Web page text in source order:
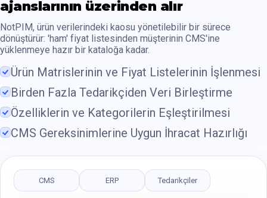
ajanslarının üzerinden alır
NotPIM, ürün verilerindeki kaosu yönetilebilir bir sürece
dönüştürür: 'ham' fiyat listesinden müşterinin CMS'ine
yüklenmeye hazır bir kataloğa kadar.
Ürün Matrislerinin ve Fiyat Listelerinin İşlenmesi
Birden Fazla Tedarikçiden Veri Birleştirme
Özelliklerin ve Kategorilerin Eşleştirilmesi
CMS Gereksinimlerine Uygun İhracat Hazırlığı
CMS ERP Tedarikçiler